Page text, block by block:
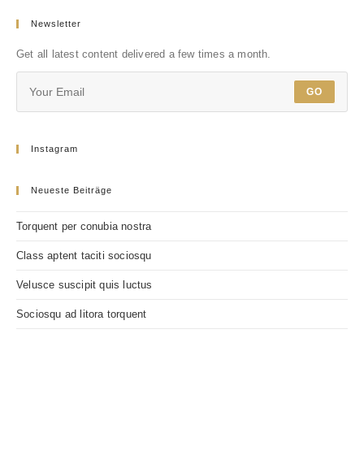
Newsletter
Get all latest content delivered a few times a month.
GO
Instagram
Neueste Beiträge
Torquent per conubia nostra
Class aptent taciti sociosqu
Velusce suscipit quis luctus
Sociosqu ad litora torquent